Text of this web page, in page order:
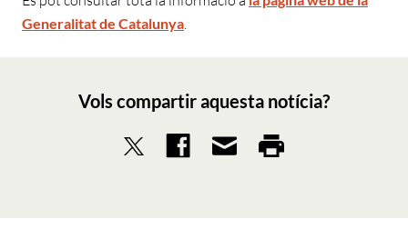
Generalitat de Catalunya.
Vols compartir aquesta notícia?